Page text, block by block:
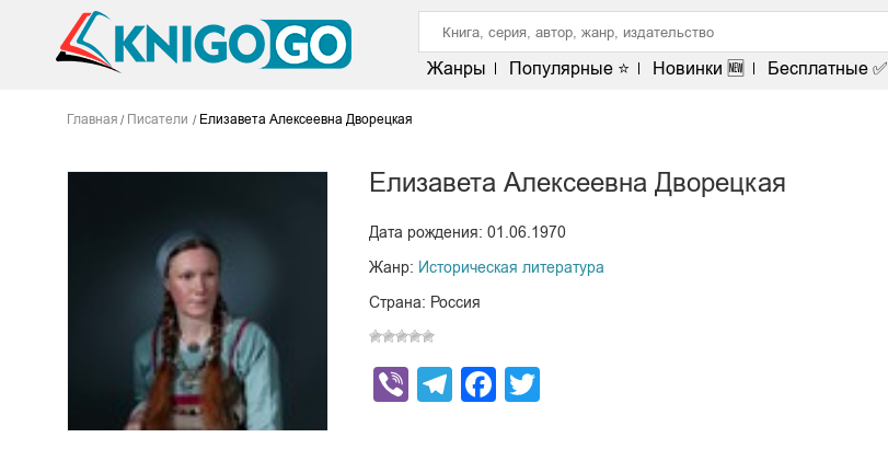
Жанры Популярные ⭐ Новинки 🆕 Бесплатные ✅
Главная Писатели Елизавета Алексеевна Дворецкая
Елизавета Алексеевна Дворецкая
Дата рождения: 01.06.1970
Жанр: Историческая литература
Страна: Россия
ViberTelegram
Facebook